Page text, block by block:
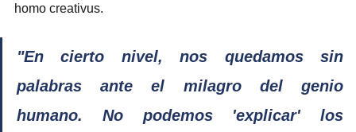
homo creativus.
"En cierto nivel, nos quedamos sin
palabras ante el milagro del genio
humano. No podemos 'explicar' los